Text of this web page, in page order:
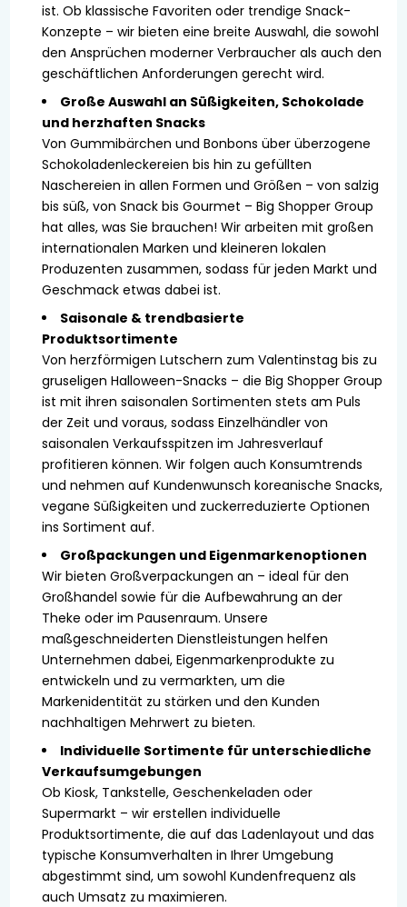
ist. Ob klassische Favoriten oder trendige Snack-
Konzepte – wir bieten eine breite Auswahl, die sowohl
den Ansprüchen moderner Verbraucher als auch den
geschäftlichen Anforderungen gerecht wird.
Große Auswahl an Süßigkeiten, Schokolade
und herzhaften Snacks
Von Gummibärchen und Bonbons über überzogene
Schokoladenleckereien bis hin zu gefüllten
Naschereien in allen Formen und Größen – von salzig
bis süß, von Snack bis Gourmet – Big Shopper Group
hat alles, was Sie brauchen! Wir arbeiten mit großen
internationalen Marken und kleineren lokalen
Produzenten zusammen, sodass für jeden Markt und
Geschmack etwas dabei ist.
Saisonale & trendbasierte
Produktsortimente
Von herzförmigen Lutschern zum Valentinstag bis zu
gruseligen Halloween-Snacks – die Big Shopper Group
ist mit ihren saisonalen Sortimenten stets am Puls
der Zeit und voraus, sodass Einzelhändler von
saisonalen Verkaufsspitzen im Jahresverlauf
profitieren können. Wir folgen auch Konsumtrends
und nehmen auf Kundenwunsch koreanische Snacks,
vegane Süßigkeiten und zuckerreduzierte Optionen
ins Sortiment auf.
Großpackungen und Eigenmarkenoptionen
Wir bieten Großverpackungen an – ideal für den
Großhandel sowie für die Aufbewahrung an der
Theke oder im Pausenraum. Unsere
maßgeschneiderten Dienstleistungen helfen
Unternehmen dabei, Eigenmarkenprodukte zu
entwickeln und zu vermarkten, um die
Markenidentität zu stärken und den Kunden
nachhaltigen Mehrwert zu bieten.
Individuelle Sortimente für unterschiedliche
Verkaufsumgebungen
Ob Kiosk, Tankstelle, Geschenkeladen oder
Supermarkt – wir erstellen individuelle
Produktsortimente, die auf das Ladenlayout und das
typische Konsumverhalten in Ihrer Umgebung
abgestimmt sind, um sowohl Kundenfrequenz als
auch Umsatz zu maximieren.